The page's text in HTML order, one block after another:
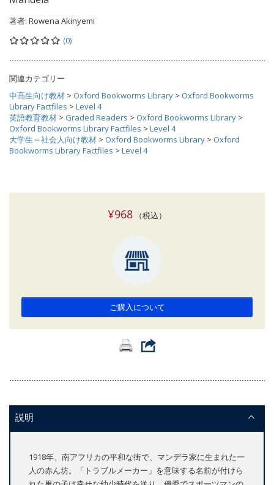
著者: Rowena Akinyemi
(0)
関連カテゴリー
中高生向け教材 > Oxford Bookworms Library > Oxford Bookworms
Library Factfiles > Level 4
英語教育教材 > Graded Readers > Oxford Bookworms Library >
Oxford Bookworms Library Factfiles > Level 4
大学生～社会人向け教材 > Oxford Bookworms Library > Oxford
Bookworms Library Factfiles > Level 4
¥968 （税込）
ご購入について
説明
1918年、南アフリカの平和な街で、マンデラ家に生まれた一
人の赤ん坊。「トラブルメーカー」を意味する名前が付けら